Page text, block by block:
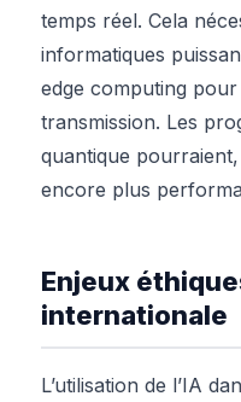
temps réel. Cela
informatiques
edge computing
transmission. Les
quantique
encore plus
Enjeux
internationale
L’utilisation de l’IA